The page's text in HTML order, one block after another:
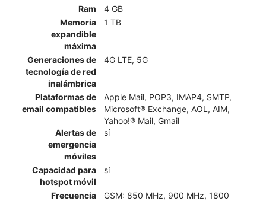
Ram
4 GB
Memoria
expandible
máxima
1 TB
Generaciones de
tecnología de red
inalámbrica
4G LTE, 5G
Plataformas de
email compatibles
Apple Mail, POP3, IMAP4, SMTP,
Microsoft® Exchange, AOL, AIM,
Yahoo!® Mail, Gmail
Alertas de
emergencia
móviles
sí
Capacidad para
hotspot móvil
sí
Frecuencia
GSM: 850 MHz, 900 MHz, 1800